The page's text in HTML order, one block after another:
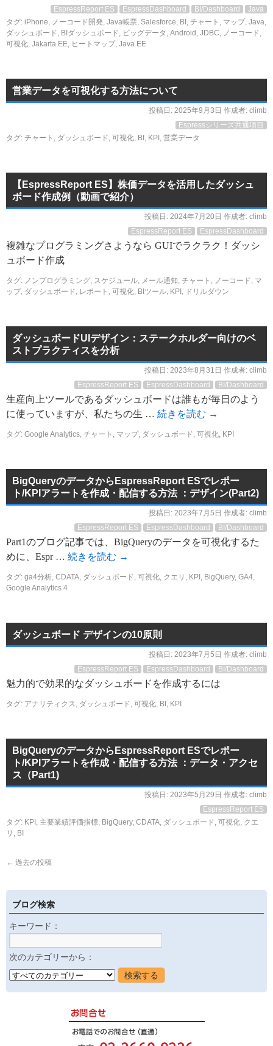
EspressReport ES
EspressDashboard BI/Dashboard
Java
タグ: iPhone, ノーコード開発, Java帳票, Salesforce, BI , チャート , マップ, Java,
ダッシュボード, BIダッシュボード, ビッグデータ , Android , JDBC, ノーコード,
可視化, Jakarta EE, ヒートマップ, Java EE
営業データを可視化する方法について
投稿日: 2025年9月3日 作成者: climb
Espressシリーズ共通項目
タグ: チャート , ダッシュボード, 可視化, BI , KPI , 営業データ
【EspressReport ES】株価データを活用したダッシュ
ボード作成例（動画で紹介）
投稿日: 2024年7月20日 作成者: climb
EspressReport ES
EspressDashboard
複雑なプログラミングさようなら GUIでラクラク！ダッシ
ュボード作成
タグ: ノンプログラミング, スケジュール, メール通知, チャート , ノーコード, マ
ップ, ダッシュボード, レポート , 可視化, BIツール, KPI , ドリルダウン
ダッシュボードUIデザイン：ステークホルダー向けのベ
ストプラクティスを分析
投稿日: 2023年8月31日 作成者: climb
EspressReport ES
EspressDashboard BI/Dashboard
生産向上ツールであるダッシュボードは誰もが毎日のよう
に使っていますが、私たちの生 … 続きを読む →
タグ: Google Analytics, チャート , マップ, ダッシュボード, 可視化, KPI
BigQueryのデータからEspressReport ESでレポー
ト/KPIアラートを作成・配信する方法 ：デザイン(Part2)
投稿日: 2023年7月5日 作成者: climb
EspressReport ES
EspressDashboard BI/Dashboard
Part1のブログ記事では、BigQueryのデータを可視化するた
めに、Espr … 続きを読む →
タグ: ga4分析, CDATA, ダッシュボード, 可視化, クエリ , KPI , BigQuery, GA4,
Google Analytics 4
ダッシュボード デザインの10原則
投稿日: 2023年7月5日 作成者: climb
EspressReport ES
EspressDashboard BI/Dashboard
魅力的で効果的なダッシュボードを作成するには
タグ: アナリティクス, ダッシュボード, 可視化, BI , KPI
BigQueryのデータからEspressReport ESでレポー
ト/KPIアラートを作成・配信する方法 ：データ・アクセ
ス（Part1)
投稿日: 2023年5月29日 作成者: climb
EspressReport ES
タグ: KPI , 主要業績評価指標, BigQuery, CDATA, ダッシュボード, 可視化, クエ
リ , BI
← 過去の投稿
ブログ検索
キーワード：
次のカテゴリーから：